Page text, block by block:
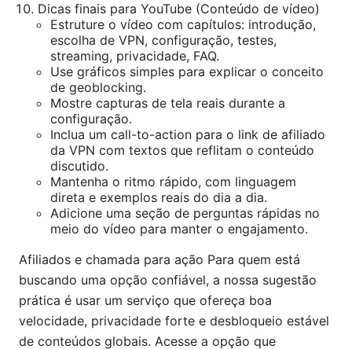
Dicas finais para YouTube (Conteúdo de vídeo)
Estruture o vídeo com capítulos: introdução,
escolha de VPN, configuração, testes,
streaming, privacidade, FAQ.
Use gráficos simples para explicar o conceito
de geoblocking.
Mostre capturas de tela reais durante a
configuração.
Inclua um call-to-action para o link de afiliado
da VPN com textos que reflitam o conteúdo
discutido.
Mantenha o ritmo rápido, com linguagem
direta e exemplos reais do dia a dia.
Adicione uma seção de perguntas rápidas no
meio do vídeo para manter o engajamento.
Afiliados e chamada para ação Para quem está
buscando uma opção confiável, a nossa sugestão
prática é usar um serviço que ofereça boa
velocidade, privacidade forte e desbloqueio estável
de conteúdos globais. Acesse a opção que